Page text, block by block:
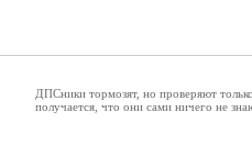
ДПСники тормозят, но проверяют
получается, что они сами ничего не